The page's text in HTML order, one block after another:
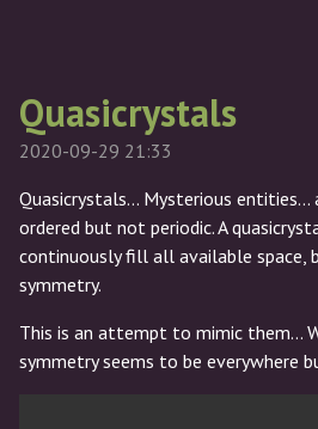
Quasicrystals
2020-09-29 21:33
Quasicrystals... Mysterious
ordered but not periodic. A
continuously fill all available
symmetry.
This is an attempt to mimic them...
symmetry seems to be everywhere